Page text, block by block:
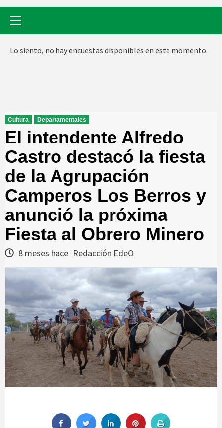
Lo siento, no hay encuestas disponibles en este momento.
Cultura Departamentales
El intendente Alfredo
Castro destacó la fiesta
de la Agrupación
Camperos Los Berros y
anunció la próxima
Fiesta al Obrero Minero
8 meses hace Redacción EdeO